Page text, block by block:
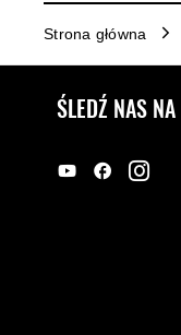
Strona główna
ŚLEDŹ NAS NA